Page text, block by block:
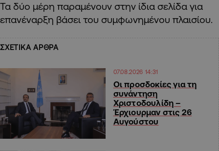
Τα δύο μέρη παραμένουν στην ίδια σελίδα για
επανέναρξη βάσει του συμφωνημένου πλαισίου.
ΣΧΕΤΙΚΑ ΑΡΘΡΑ
07.08.2026 14:31
Οι προσδοκίες για τη
συνάντηση
Χριστοδουλίδη –
Έρχιουρμαν στις 26
Αυγούστου